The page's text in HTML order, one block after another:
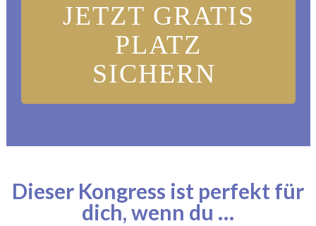
JETZT GRATIS
PLATZ
SICHERN
Dieser Kongress ist perfekt für
dich, wenn du …